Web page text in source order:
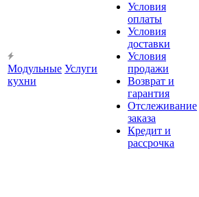
Модульные
кухни
Услуги
Условия
оплаты
Условия
доставки
Условия
продажи
Возврат и
гарантия
Отслеживание
заказа
Кредит и
рассрочка